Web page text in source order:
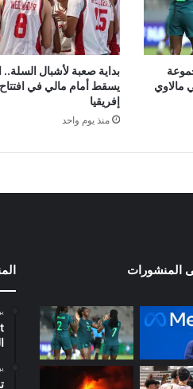
مالاوي
بداية صعبة لأشبال
يسقط أمام مالي في
إفريقيا
منذ يوم واحد
المنشورات